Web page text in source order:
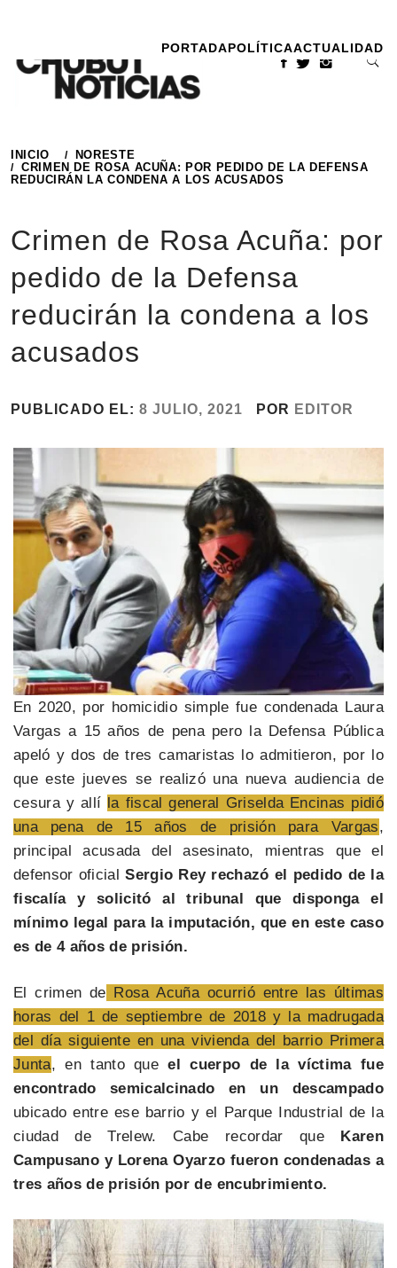
contenido
PORTADAPOLÍTICAACTUALIDAD
INICIO
NORESTE
CRIMEN DE ROSA ACUÑA: POR PEDIDO DE LA DEFENSA
REDUCIRÁN LA CONDENA A LOS ACUSADOS
Crimen de Rosa Acuña: por
pedido de la Defensa
reducirán la condena a los
acusados
PUBLICADO EL: 8 JULIO, 2021 POR EDITOR
En 2020, por homicidio simple fue condenada Laura
Vargas a 15 años de pena pero la Defensa Pública
apeló y dos de tres camaristas lo admitieron, por lo
que este jueves se realizó una nueva audiencia de
cesura y allí la fiscal general Griselda Encinas pidió
una pena de 15 años de prisión para Vargas,
principal acusada del asesinato, mientras que el
defensor oficialSergio Rey rechazó el pedido de la
fiscalía y solicitó al tribunal que disponga el
mínimo legal para la imputación, que en este caso
es de 4 años de prisión.
El crimen de Rosa Acuña ocurrió entre las últimas
horas del 1 de septiembre de 2018 y la madrugada
del día siguiente en una vivienda del barrio Primera
Junta, en tanto queel cuerpo de la víctima fue
encontrado semicalcinado en un descampado
ubicado entre ese barrio y el Parque Industrial de la
ciudad de Trelew. Cabe recordar queKaren
Campusano y Lorena Oyarzo fueron condenadas a
tres años de prisión por de encubrimiento.